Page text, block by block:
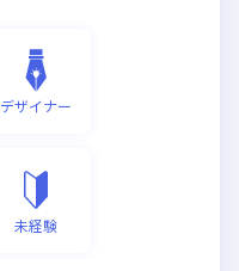
デザイナー
未経験